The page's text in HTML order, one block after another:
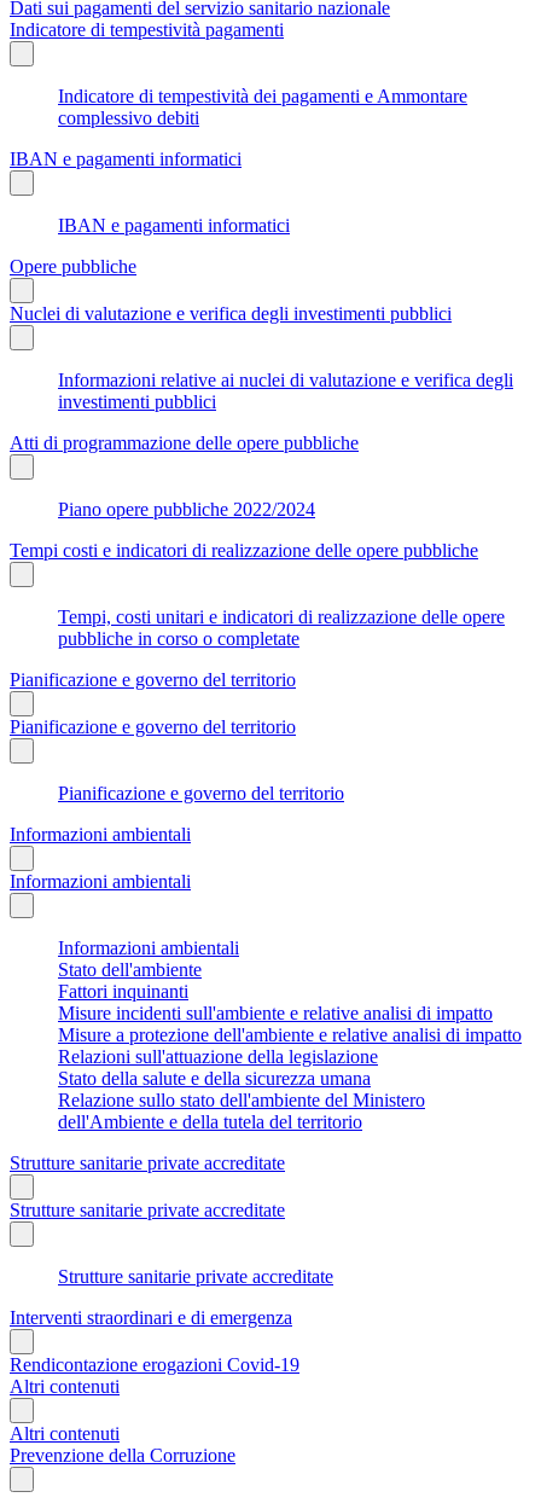
Dati sui pagamenti del servizio sanitario nazionale
Indicatore di tempestività pagamenti
Indicatore di tempestività dei pagamenti e Ammontare
complessivo debiti
IBAN e pagamenti informatici
IBAN e pagamenti informatici
Opere pubbliche
Nuclei di valutazione e verifica degli investimenti pubblici
Informazioni relative ai nuclei di valutazione e verifica degli
investimenti pubblici
Atti di programmazione delle opere pubbliche
Piano opere pubbliche 2022/2024
Tempi costi e indicatori di realizzazione delle opere pubbliche
Tempi, costi unitari e indicatori di realizzazione delle opere
pubbliche in corso o completate
Pianificazione e governo del territorio
Pianificazione e governo del territorio
Pianificazione e governo del territorio
Informazioni ambientali
Informazioni ambientali
Informazioni ambientali
Stato dell'ambiente
Fattori inquinanti
Misure incidenti sull'ambiente e relative analisi di impatto
Misure a protezione dell'ambiente e relative analisi di impatto
Relazioni sull'attuazione della legislazione
Stato della salute e della sicurezza umana
Relazione sullo stato dell'ambiente del Ministero
dell'Ambiente e della tutela del territorio
Strutture sanitarie private accreditate
Strutture sanitarie private accreditate
Strutture sanitarie private accreditate
Interventi straordinari e di emergenza
Rendicontazione erogazioni Covid-19
Altri contenuti
Altri contenuti
Prevenzione della Corruzione